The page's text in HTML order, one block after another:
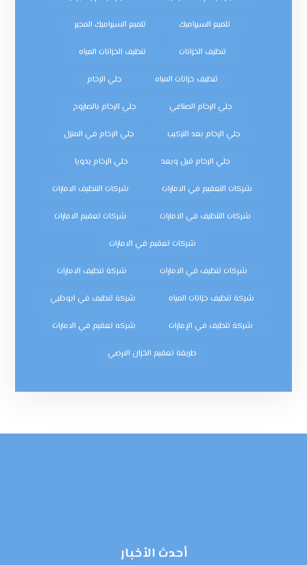
تلميع السيراميك تلميع السيراميك المجير
تنظيف الخزانات تنظيف الخزانات المياه
تنظيف خزانات المياه جلي الرخام
جلي الرخام الصناعي جلي الرخام بالصاروخ
جلي الرخام بعد التركيب جلي الرخام في المنزل
جلي الرخام قبل وبعد جلي الرخام يدويا
شركات التعقيم في الامارات شركات التنظيف الامارات
شركات التنظيف في الامارات شركات تعقيم الامارات
شركات تعقيم في الامارات
شركات تنظيف في الامارات شركة تنظيف الامارات
شركة تنظيف خزانات المياه شركة تنظيف في ابوظبي
شركة تنظيف في الإمارات شركه تعقيم في الامارات
طريقة تعقيم الخزان الارضي
أحدث الأخبار